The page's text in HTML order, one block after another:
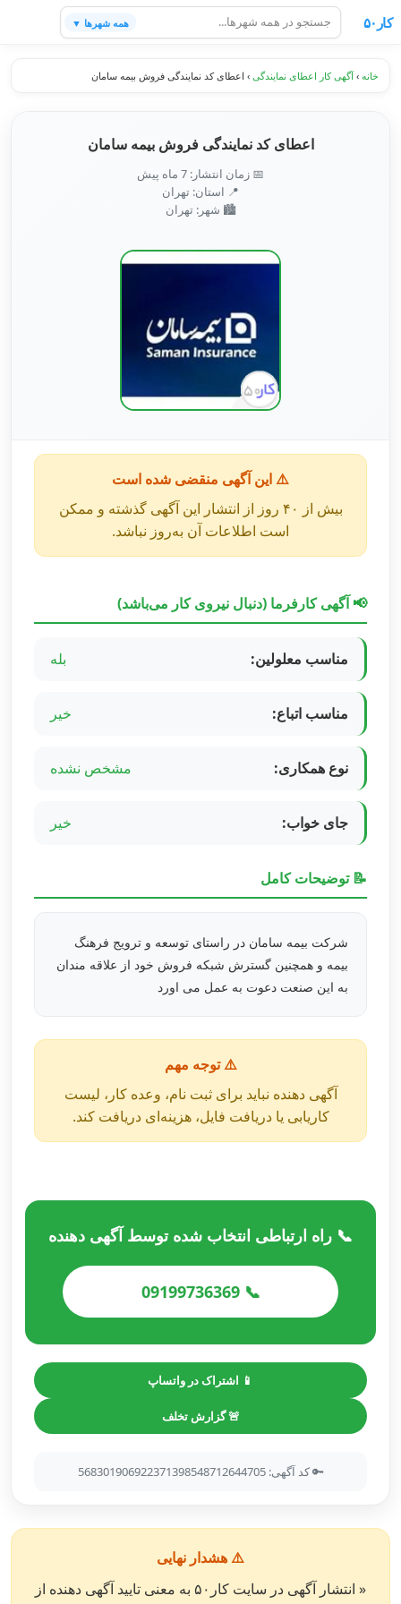
کار۵۰ همه شهرها ▼
خانه ›آگهی کار اعطای نمایندگی › اعطای کد نمایندگی فروش بیمه سامان
اعطای کد نمایندگی فروش بیمه سامان
📅 زمان انتشار: 7 ماه پیش
📍 استان: تهران
🏙️ شهر: تهران
⚠️ این آگهی منقضی شده است
بیش از ۴۰ روز از انتشار این آگهی گذشته و ممکن
است اطلاعات آن به‌روز نباشد.
📢 آگهی کارفرما (دنبال نیروی کار می‌باشد)
مناسب معلولین: بله
مناسب اتباع: خیر
نوع همکاری: مشخص نشده
جای خواب: خیر
📝 توضیحات کامل
شرکت بیمه سامان در راستای توسعه و ترویج فرهنگ
بیمه و همچنین گسترش شبکه فروش خود از علاقه مندان
به این صنعت دعوت به عمل می اورد
⚠️ توجه مهم
آگهی دهنده نباید برای ثبت نام، وعده کار، لیست
کاریابی یا دریافت فایل، هزینه‌ای دریافت کند.
📞 راه ارتباطی انتخاب شده توسط آگهی دهنده
📞 09199736369
📱 اشتراک در واتساپ
🚨 گزارش تخلف
🔑 کد آگهی: 568301906922371398548712644705
⚠️ هشدار نهایی
« انتشار آگهی در سایت کار۵۰ به معنی تایید آگهی دهنده از